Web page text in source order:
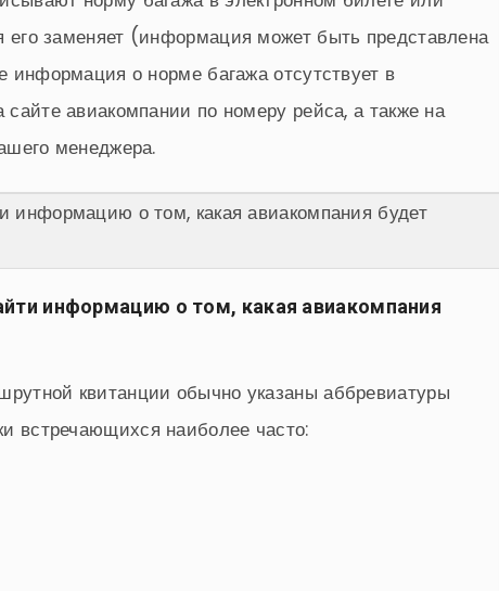
его заменяет (информация может быть представлена
о норме багажа отсутствует в
авиакомпании по номеру рейса, а также на
менеджера.
информацию о том, какая авиакомпания будет
информацию о том, какая авиакомпания
квитанции обычно указаны аббревиатуры
встречающихся наиболее часто: